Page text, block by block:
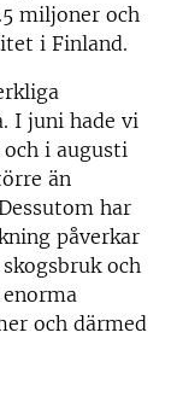
miljoner och
i Finland.
I juni hade vi
i augusti
än
har
påverkar
och
och därmed